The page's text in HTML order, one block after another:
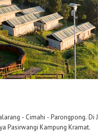
- Cimahi - Parongpong.
Pasirwangi Kampung Kramat.